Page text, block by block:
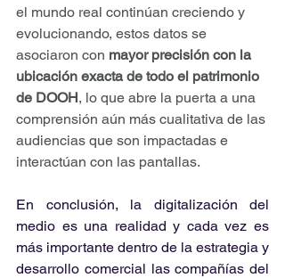
el mundo real continúan creciendo y
evolucionando, estos datos se
asociaron con mayor precisión con la
ubicación exacta de todo el patrimonio
de DOOH, lo que abre la puerta a una
comprensión aún más cualitativa de las
audiencias que son impactadas e
interactúan con las pantallas.
En conclusión, la digitalización del
medio es una realidad y cada vez es
más importante dentro de la estrategia y
desarrollo comercial las compañías del